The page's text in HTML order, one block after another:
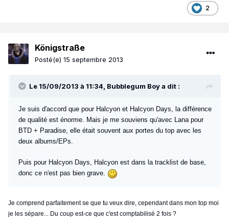
2
Königstraße
Posté(e) 15 septembre 2013
Le 15/09/2013 à 11:34, Bubblegum Boy a dit :
Je suis d'accord que pour Halcyon et Halcyon Days, la différence
de qualité est énorme. Mais je me souviens qu'avec Lana pour
BTD + Paradise, elle était souvent aux portes du top avec les
deux albums/EPs.
Puis pour Halcyon Days, Halcyon est dans la tracklist de base,
donc ce n'est pas bien grave.
Je comprend parfaitement se que tu veux dire, cependant dans mon top moi
je les sépare... Du coup est-ce que c'est comptabilisé 2 fois ?